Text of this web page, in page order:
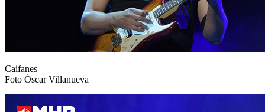
Caifanes
Foto Óscar Villanueva